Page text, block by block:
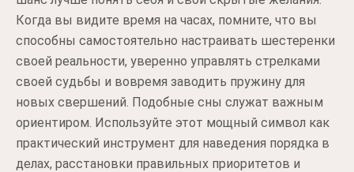
Когда вы видите время на часах, помните, что вы
способны самостоятельно настраивать шестеренки
своей реальности, уверенно управлять стрелками
своей судьбы и вовремя заводить пружину для
новых свершений. Подобные сны служат важным
ориентиром. Используйте этот мощный символ как
практический инструмент для наведения порядка в
делах, расстановки правильных приоритетов и